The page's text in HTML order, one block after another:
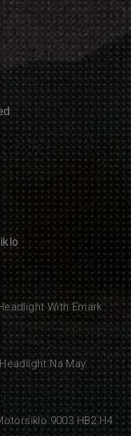
With Emark
Na May
9003 HB2 H4